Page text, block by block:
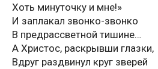
Хоть минуточку и мне!»
И заплакал звонко-звонко
В предрассветной тишине…
А Христос, раскрывши глазки,
Вдруг раздвинул круг зверей